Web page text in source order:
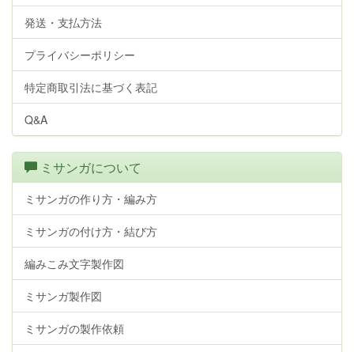
発送・支払方法
プライバシーポリシー
特定商取引法に基づく表記
Q&A
ミサンガについて
ミサンガの作り方・編み方
ミサンガの付け方・結び方
編みこみ文字製作図
ミサンガ製作図
ミサンガの製作依頼